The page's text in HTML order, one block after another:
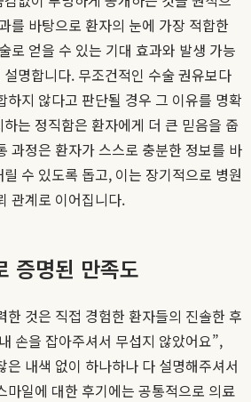
를 바탕으로 환자의 눈에 가장 적합한
로 얻을 수 있는 기대 효과와 발생 가능
명합니다. 무조건적인 수술 권유보다
하지 않다고 판단될 경우 그 이유를 명확
는 정직함은 환자에게 더 큰 믿음을 줍
과정은 환자가 스스로 충분한 정보를 바
수 있도록 돕고, 이는 장기적으로 병원
관계로 이어집니다.
증명된 만족도
한 것은 직접 경험한 환자들의 진솔한 후
손을 잡아주셔서 무섭지 않았어요”,
은 내색 없이 하나하나 다 설명해주셔서
마일에 대한 후기에는 공통적으로 의료